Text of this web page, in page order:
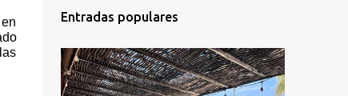
Entradas populares